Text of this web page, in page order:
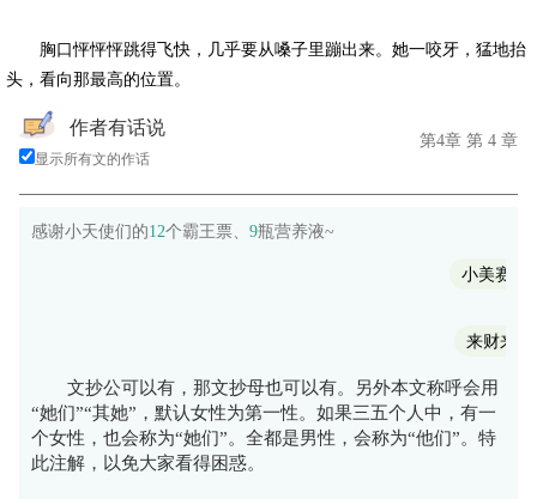
胸口怦怦怦跳得飞快，几乎要从嗓子里蹦出来。她一咬牙，猛地抬
头，看向那最高的位置。
作者有话说
显示所有文的作话
第4章 第 4 章
感谢小天使们的12个霸王票、 9瓶营养液~
小美赛高
来财来财
文抄公可以有，那文抄母也可以有。另外本文称呼会用
“她们”“其她”，默认女性为第一性。如果三五个人中，有一
个女性，也会称为“她们”。全都是男性，会称为“他们”。特
此注解，以免大家看得困惑。